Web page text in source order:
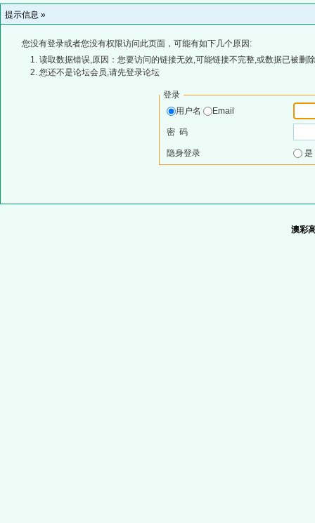
提示信息 »
您没有登录或者您没有权限访问此页面，可能有如下几个原因:
读取数据错误,原因：您要访问的链接无效,可能链接不完整,或数据已被删
您还不是论坛会员,请先登录论坛
登录
用户名
Email
密 码
隐身登录
澳彩